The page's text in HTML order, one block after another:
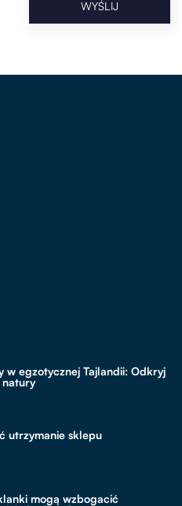
w egzotycznej Tajlandii: Odkryj
utrzymanie sklepu
mogą wzbogacić